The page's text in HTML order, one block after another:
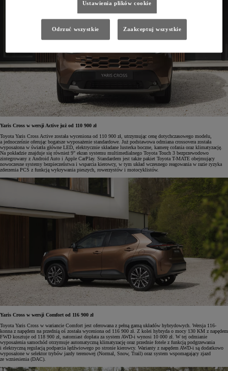
Yaris Cross w wersji Active już od 110 900 zł
Toyota Yaris Cross Active została wyceniona od 110 900 zł, utrzymując cenę dotychczasowego modelu,
a jednocześnie oferując bogatsze wyposażenie standardowe. Już podstawowa odmiana crossovera została
wyposażona w światła główne LED, elektrycznie składane lusterka boczne, kamerę cofania oraz klimatyzację.
Na pokładzie znajduje się również 9" ekran systemu multimedialnego Toyota Touch 3 bezprzewodowo
zintegrowany z Android Auto i Apple CarPlay. Standardem jest także pakiet Toyota T-MATE obejmujący
nowoczesne systemy bezpieczeństwa i wsparcia kierowcy, w tym układ wczesnego reagowania w razie ryzyka
zderzenia PCS z funkcją wykrywania pieszych, rowerzystów i motocyklistów.
Yaris Cross w wersji Comfort od 116 900 zł
Toyota Yaris Cross w wariancie Comfort jest oferowana z pełną gamą układów hybrydowych. Wersja 116-
konna z napędem na przednią oś została wyceniona od 116 900 zł. Z kolei hybryda o mocy 130 KM z napędem
FWD kosztuje od 118 900 zł, natomiast dopłata za system AWD-i wynosi 10 000 zł. W tej odmianie
wyposażenia samochód otrzymuje automatyczną klimatyzację oraz przednie fotele z funkcją podgrzewania
i elektryczną regulacją podparcia lędźwiowego po stronie kierowcy. Warianty z napędem AWD-i są dodatkowo
wyposażone w selektor trybów jazdy terenowej (Normal, Snow, Trail) oraz system wspomagający zjazd
ze wzniesienia (DAC).
Ustawienia plików cookie
Odrzuć wszystkie Zaakceptuj wszystkie